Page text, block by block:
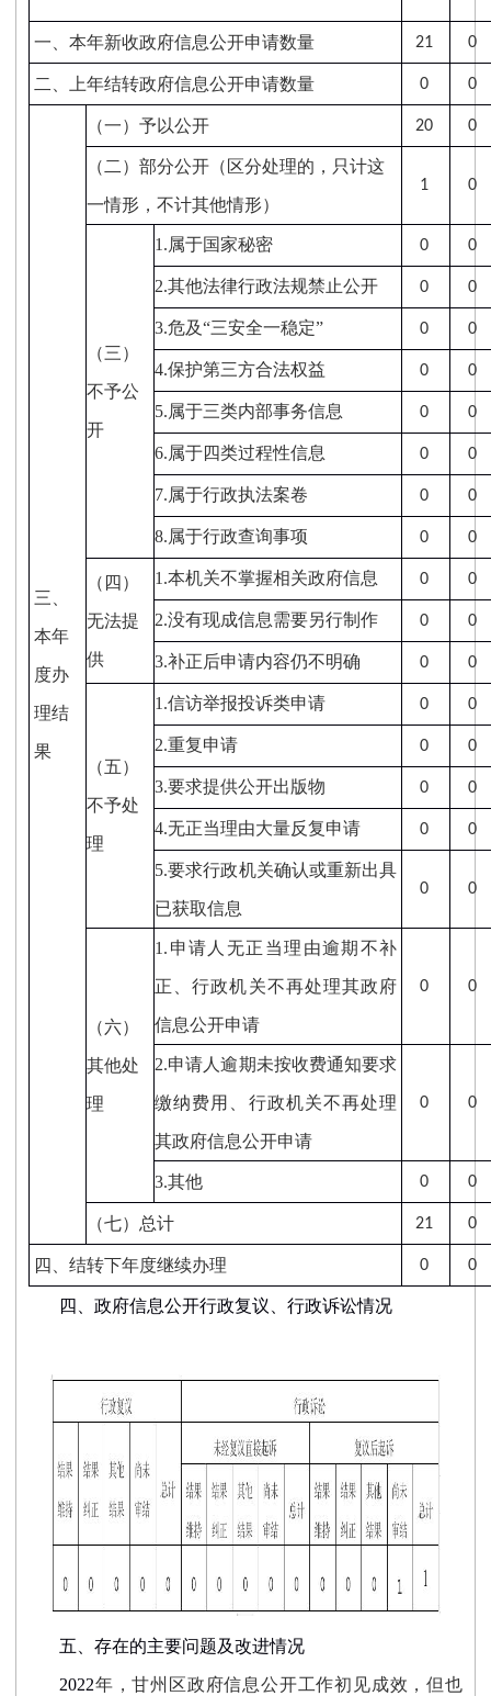
一、本年新收政府信息公开申请数量 21 0
二、上年结转政府信息公开申请数量 0 0
三、
本年
度办
理结
果
（一）予以公开 20 0
（二）部分公开 （区分处理的，只计这
一情形，不计其他情形）
1 0
（三）
不予公
开
1.属于国家秘密 0 0
2.其他法律行政法规禁止公开 0 0
3.危及“三安全一稳定” 0 0
4.保护第三方合法权益 0 0
5.属于三类内部事务信息 0 0
6.属于四类过程性信息 0 0
7.属于行政执法案卷 0 0
8.属于行政查询事项 0 0
（四）
无法提
供
1.本机关不掌握相关政府信息 0 0
2.没有现成信息需要另行制作 0 0
3.补正后申请内容仍不明确 0 0
（五）
不予处
理
1.信访举报投诉类申请 0 0
2.重复申请 0 0
3.要求提供公开出版物 0 0
4.无正当理由大量反复申请 0 0
5.要求行政机关确认或重新出具
已获取信息
0 0
（六）
其他处
理
1. 申请人无正当理由逾期不补
正、行政机关不再处理其政府
信息公开申请
0 0
2.申请人逾期未按收费通知要求
缴纳费用、行政机关不再处理
其政府信息公开申请
0 0
3.其他 0 0
（七）总计 21 0
四、结转下年度继续办理 0 0
四、政府信息公开行政复议、行政诉讼情况
五、存在的主要问题及改进情况
2022年，甘州区政府信息公开工作初见成效，但也